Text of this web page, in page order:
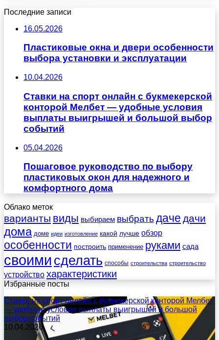
Последние записи
16.05.2026
Пластиковые окна и двери особенности
выбора установки и эксплуатации
10.04.2026
Ставки на спорт онлайн с букмекерской
конторой Мелбет — удобные условия
выплаты выигрышей и большой выбор
событий
05.04.2026
Пошаговое руководство по выбору
пластиковых окон для надежного и
комфортного дома
Облако меток
варианты виды выбираем выбрать даче дачи
дома доме идеи изготовление какой лучше обзор
особенности построить применение руками сада
своими сделать способы строительства строительство
устройство характеристики
Избранные посты
Ставки на спорт онлайн с букмекерской конторой Мелбет
— удобные условия выплаты выигрышей и большой
выбор событий
10.04.2026